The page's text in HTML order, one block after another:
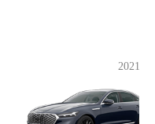
2021-